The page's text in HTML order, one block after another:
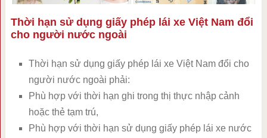
Thời hạn sử dụng giấy phép lái xe Việt Nam đổi
cho người nước ngoài
Thời hạn sử dụng giấy phép lái xe Việt Nam đổi cho
người nước ngoài phải:
Phù hợp với thời hạn ghi trong thị thực nhập cảnh
hoặc thẻ tạm trú,
Phù hợp với thời hạn sử dụng giấy phép lái xe nước